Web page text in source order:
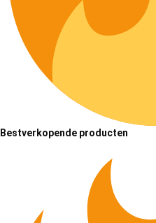
Bestverkopende producten